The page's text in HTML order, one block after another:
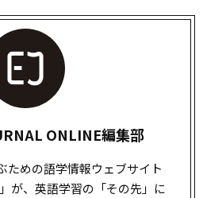
ONLINE編集部
ための語学情報ウェブサイト
が、英語学習の「その先」に